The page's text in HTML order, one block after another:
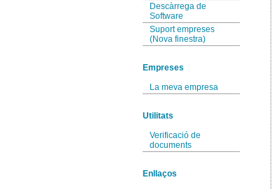
Descàrrega de
Software
Suport empreses
(Nova finestra)
Empreses
La meva empresa
Utilitats
Verificació de
documents
Enllaços